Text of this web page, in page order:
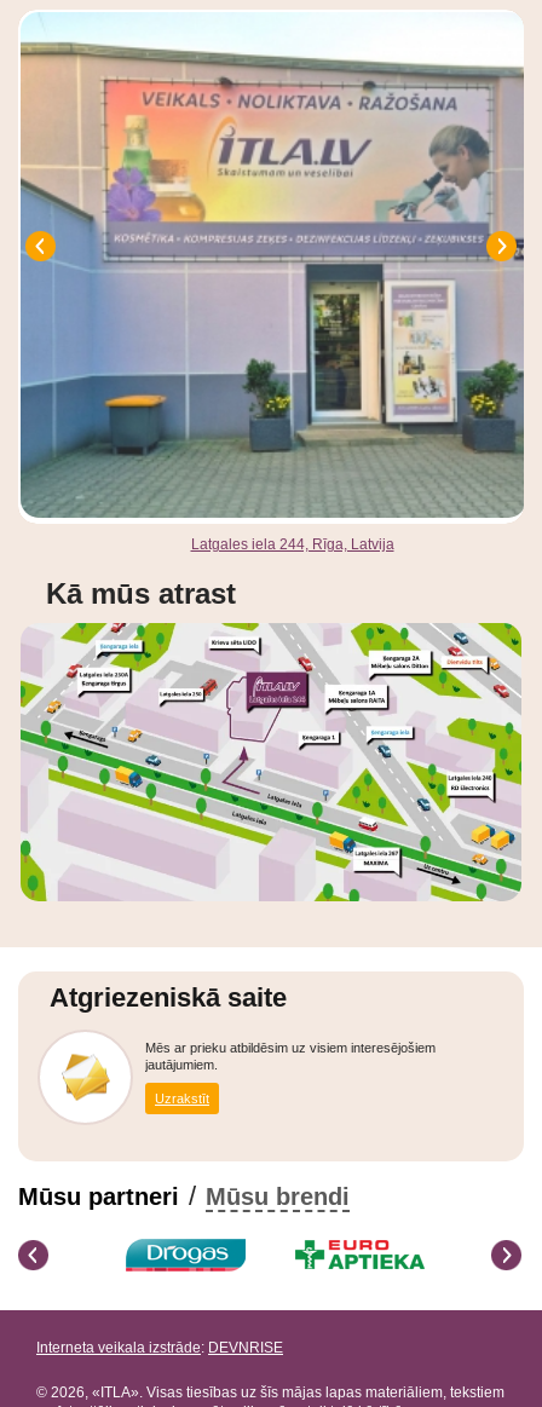
Latgales iela 244, Rīga, Latvija
Kā mūs atrast
Mūsu partneri / Mūsu brendi
Atgriezeniskā saite
Mēs ar prieku atbildēsim uz visiem interesējošiem
jautājumiem.
Uzrakstīt
Interneta veikala izstrāde: DEVNRISE
© 2026, «ITLA». Visas tiesības uz šīs mājas lapas materiāliem, tekstiem